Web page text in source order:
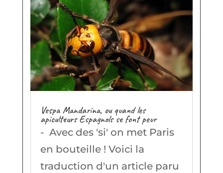
Vespa Mandarina, ou quand les
apiculteurs Espagnols se font peur
- Avec des 'si' on met Paris
en bouteille ! Voici la
traduction d'un article paru